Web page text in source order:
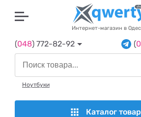
Интернет-магазин в
(048) 772-82-92 (
Ноутбуки
Каталог